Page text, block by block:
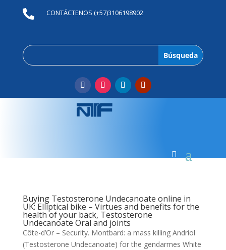
 CONTÁCTENOS (+57)3106198902
Buying Testosterone Undecanoate online in
UK: Elliptical bike – Virtues and benefits for the
health of your back, Testosterone
Undecanoate Oral and joints
Côte-d’Or – Security. Montbard: a mass killing Andriol
(Testosterone Undecanoate) for the gendarmes White